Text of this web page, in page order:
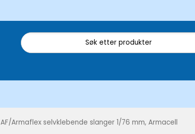
AF/Armaflex selvklebende slanger 1/76 mm, Armacell